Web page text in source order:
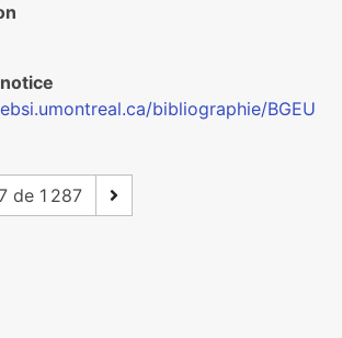
bibliographie/BGEU
de 1 287